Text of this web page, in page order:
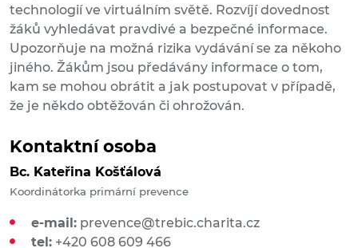
technologií ve virtuálním světě. Rozvíjí dovednost
žáků vyhledávat pravdivé a bezpečné informace.
Upozorňuje na možná rizika vydávání se za někoho
jiného. Žákům jsou předávány informace o tom,
kam se mohou obrátit a jak postupovat v případě,
že je někdo obtěžován či ohrožován.
Kontaktní osoba
Bc. Kateřina Košťálová
Koordinátorka primární prevence
e-mail: prevence@trebic.charita.cz
tel: +420 608 609 466